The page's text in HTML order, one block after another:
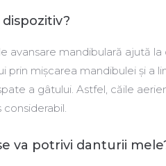
avansare mandibulară ajută
prin mişcarea mandibulei şi a
a gâtului. Astfel, căile
va potrivi danturii